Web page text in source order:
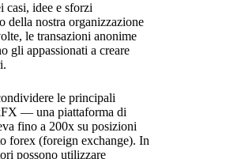
casi, idee e sforzi
della nostra organizzazione
le transazioni anonime
gli appassionati a creare
le principali
— una piattaforma di
fino a 200x su posizioni
forex (foreign exchange). In
possono utilizzare